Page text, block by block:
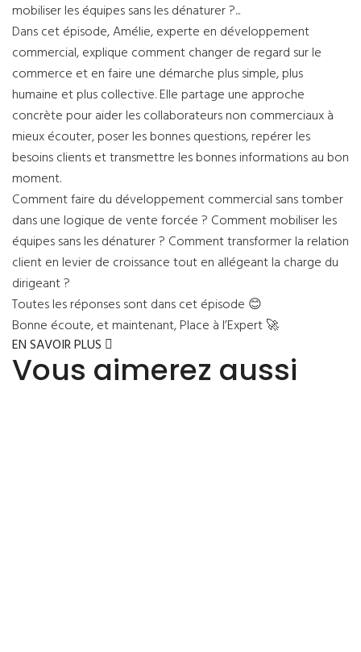
mobiliser les équipes sans les dénaturer ?...
Dans cet épisode, Amélie, experte en développement
commercial, explique comment changer de regard sur le
commerce et en faire une démarche plus simple, plus
humaine et plus collective. Elle partage une approche
concrète pour aider les collaborateurs non commerciaux à
mieux écouter, poser les bonnes questions, repérer les
besoins clients et transmettre les bonnes informations au bon
moment.
Comment faire du développement commercial sans tomber
dans une logique de vente forcée ? Comment mobiliser les
équipes sans les dénaturer ? Comment transformer la relation
client en levier de croissance tout en allégeant la charge du
dirigeant ?
Toutes les réponses sont dans cet épisode 😊
Bonne écoute, et maintenant, Place à l’Expert 🚀
EN SAVOIR PLUS
Vous aimerez aussi